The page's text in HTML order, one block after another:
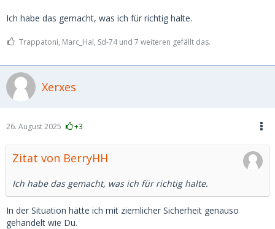
Ich habe das gemacht, was ich für richtig halte.
Trappatoni, Marc_Hal, Sd-74 und 7 weiteren gefällt das.
Xerxes
26. August 2025 +3
Zitat von BerryHH
Ich habe das gemacht, was ich für richtig halte.
In der Situation hätte ich mit ziemlicher Sicherheit genauso
gehandelt wie Du.